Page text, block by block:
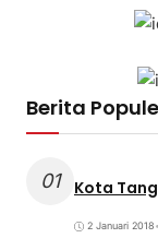
Berita
01 Kota
2 Januari 2018•